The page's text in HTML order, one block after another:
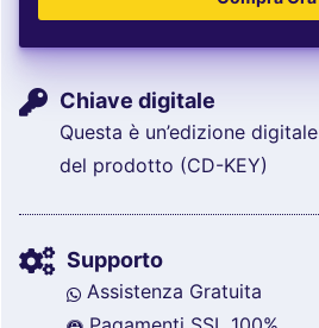
Chiave digitale
Questa è un’edizione digitale
del prodotto (CD-KEY)
Supporto
Assistenza Gratuita